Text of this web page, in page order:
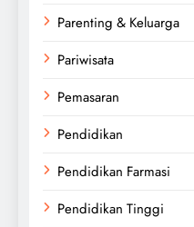
Parenting & Keluarga
Pariwisata
Pemasaran
Pendidikan
Pendidikan Farmasi
Pendidikan Tinggi